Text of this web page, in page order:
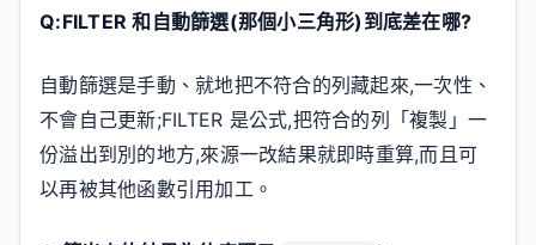
Q:FILTER 和自動篩選(那個小三角形)到底差在哪?
自動篩選是手動、就地把不符合的列藏起來,一次性、
不會自己更新;FILTER 是公式,把符合的列「複製」一
份溢出到別的地方,來源一改結果就即時重算,而且可
以再被其他函數引用加工。